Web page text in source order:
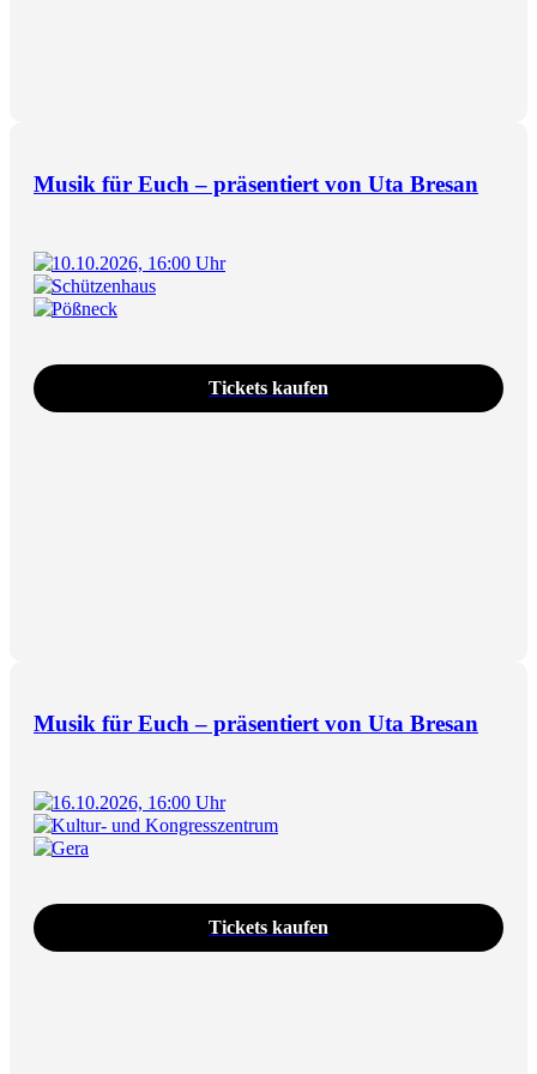
Musik für Euch – präsentiert von Uta Bresan
10.10.2026, 16:00 Uhr
Schützenhaus
Pößneck
Tickets kaufen
Musik für Euch – präsentiert von Uta Bresan
16.10.2026, 16:00 Uhr
Kultur- und Kongresszentrum
Gera
Tickets kaufen